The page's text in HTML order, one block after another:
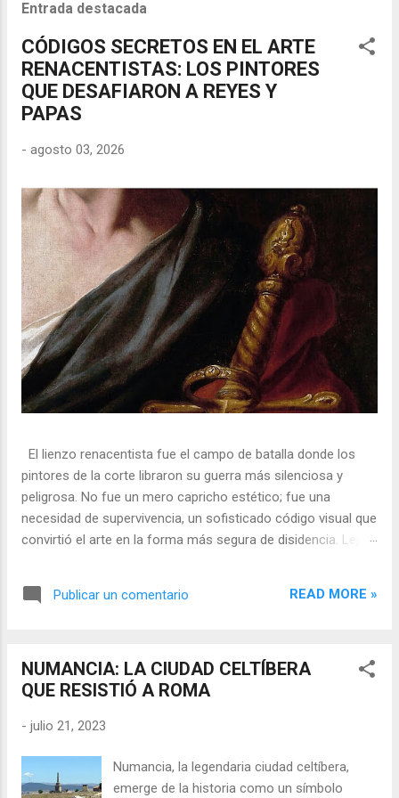
Entrada destacada
CÓDIGOS SECRETOS EN EL ARTE
RENACENTISTAS: LOS PINTORES
QUE DESAFIARON A REYES Y
PAPAS
- agosto 03, 2026
El lienzo renacentista fue el campo de batalla donde los
pintores de la corte libraron su guerra más silenciosa y
peligrosa. No fue un mero capricho estético; fue una
necesidad de supervivencia, un sofisticado código visual que
convirtió el arte en la forma más segura de disidencia. Lejos
artistas eran agentes dobles, equilibrando su necesidad de
mecenazgo real con la obligación de preservar su integridad
pintores encontraron en los símbolos, las distorsiones y los
objetos cotidianos un lenguaje cifrado capaz de eludir a los
El retrato renacentista no era un simple reflejo de la realidad,
sino un objeto tridimensional y multifacético. Los pintores
de la corte eran los agentes dobles definitivos, y dominaban
Publicar un comentario READ MORE »
NUMANCIA: LA CIUDAD CELTÍBERA
QUE RESISTIÓ A ROMA
- julio 21, 2023
Numancia, la legendaria ciudad celtíbera,
emerge de la historia como un símbolo